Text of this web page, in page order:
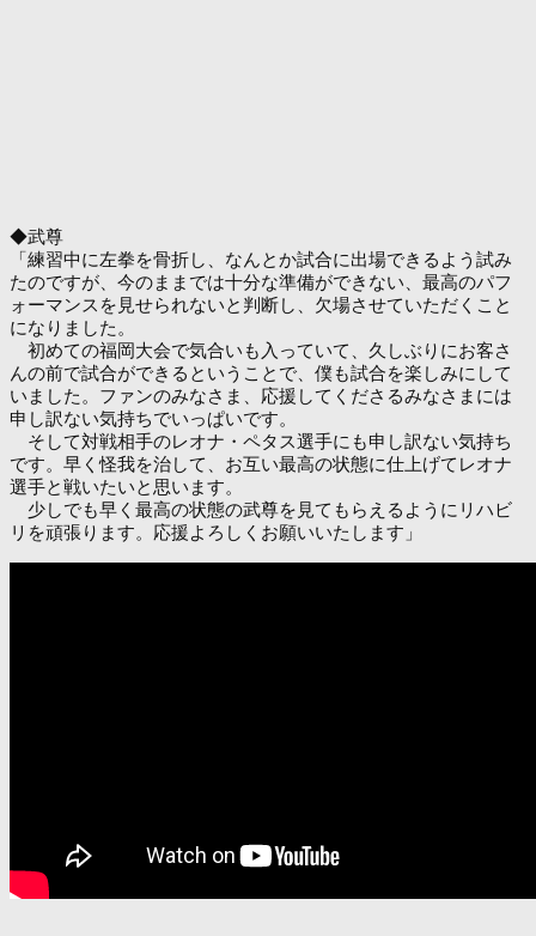
◆武尊
「練習中に左拳を骨折し、なんとか試合に出場できるよう試み
たのですが、今のままでは十分な準備ができない、最高のパフ
ォーマンスを見せられないと判断し、欠場させていただくこと
になりました。
初めての福岡大会で気合いも入っていて、久しぶりにお客さ
んの前で試合ができるということで、僕も試合を楽しみにして
いました。ファンのみなさま、応援してくださるみなさまには
申し訳ない気持ちでいっぱいです。
そして対戦相手のレオナ・ペタス選手にも申し訳ない気持ち
です。早く怪我を治して、お互い最高の状態に仕上げてレオナ
選手と戦いたいと思います。
少しでも早く最高の状態の武尊を見てもらえるようにリハビ
リを頑張ります。応援よろしくお願いいたします」